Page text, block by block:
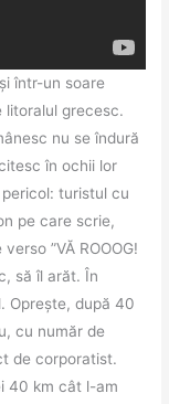
într-un soare
litoralul grecesc.
nu se îndură
în ochii lor
turistul cu
pe care scrie,
”VĂ ROOOG!
să îl arăt. În
Oprește, după 40
cu număr de
de corporatist.
40 km cât l-am